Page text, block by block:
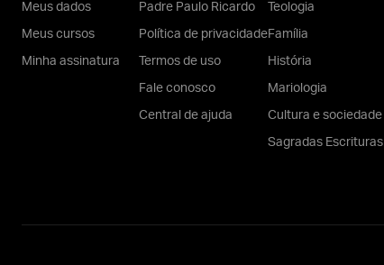
Meus dados
Meus cursos
Minha assinatura
Padre Paulo Ricardo
Política de privacidade
Termos de uso
Fale conosco
Central de ajuda
Teologia
Família
História
Mariologia
Cultura e sociedade
Sagradas Escrituras